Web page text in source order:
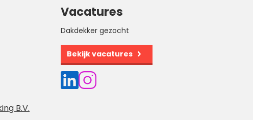
B.V.
Vacatures
Dakdekker gezocht
Bekijk vacatures